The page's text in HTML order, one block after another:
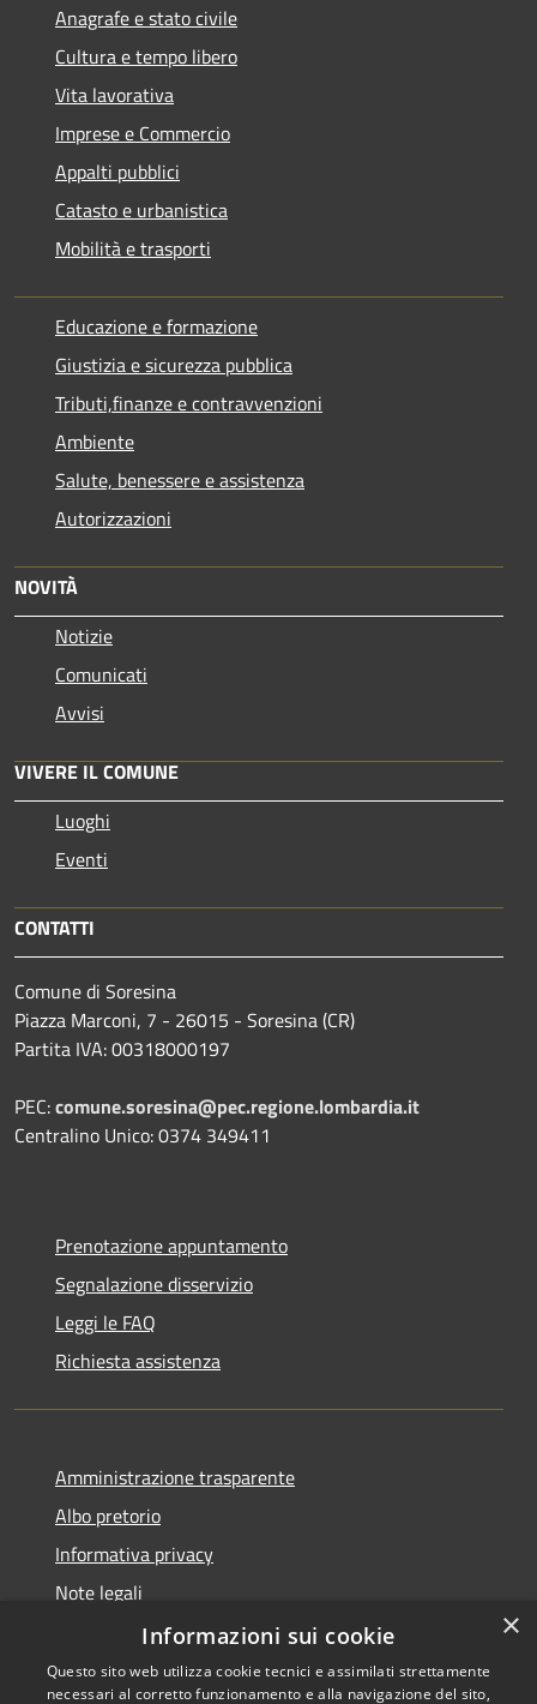
Anagrafe e stato civile
Cultura e tempo libero
Vita lavorativa
Imprese e Commercio
Appalti pubblici
Catasto e urbanistica
Mobilità e trasporti
Educazione e formazione
Giustizia e sicurezza pubblica
Tributi,finanze e contravvenzioni
Ambiente
Salute, benessere e assistenza
Autorizzazioni
NOVITÀ
Notizie
Comunicati
Avvisi
VIVERE IL COMUNE
Luoghi
Eventi
CONTATTI
Comune di Soresina
Piazza Marconi, 7 - 26015 - Soresina (CR)
Partita IVA: 00318000197
PEC:comune.soresina@pec.regione.lombardia.it
Centralino Unico: 0374 349411
Prenotazione appuntamento
Segnalazione disservizio
Leggi le FAQ
Richiesta assistenza
Amministrazione trasparente
Albo pretorio
Informativa privacy
Note legali
Dichiarazione di accessibilità
×
Informazioni sui cookie
Questo sito web utilizza cookie tecnici e assimilati strettamente
necessari al corretto funzionamento e alla navigazione del sito,